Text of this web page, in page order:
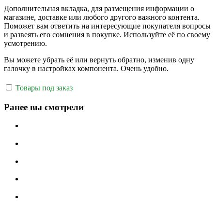
Дополнительная вкладка, для размещения информации о
магазине, доставке или любого другого важного контента.
Поможет вам ответить на интересующие покупателя вопросы
и развеять его сомнения в покупке. Используйте её по своему
усмотрению.
Вы можете убрать её или вернуть обратно, изменив одну
галочку в настройках компонента. Очень удобно.
Товары под заказ
Ранее вы смотрели